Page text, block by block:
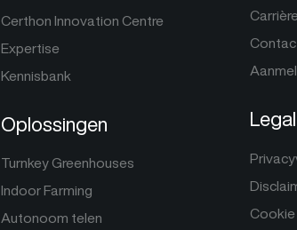
Certhon Innovation Centre
Expertise
Kennisbank
Oplossingen
Turnkey Greenhouses
Indoor Farming
Autonoom telen
Carrière
Legal